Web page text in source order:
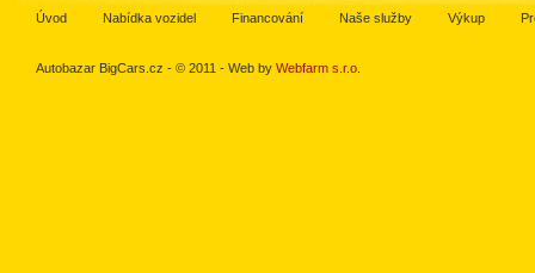
Úvod Nabídka vozidel Financování Naše služby Výkup
Autobazar BigCars.cz - © 2011 - Web by Webfarm s.r.o.